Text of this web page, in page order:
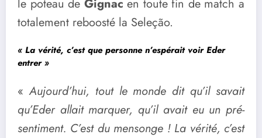
le poteau de Gignacen toute fin de match a
totalement reboosté la Seleção.
« La vérité, c’est que personnen’espérait voir Eder
entrer »
«Aujourd’hui, tout le monde dit qu’il savait
qu’Eder allait marquer, qu’il avait eu un pré-
sentiment. C’est du mensonge ! La vérité, c’est